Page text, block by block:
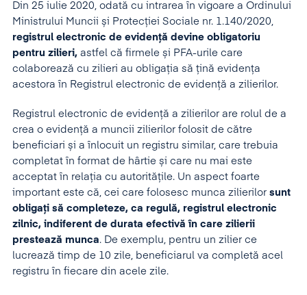
Din 25 iulie 2020, odată cu intrarea în vigoare a Ordinului
Ministrului Muncii și Protecției Sociale nr. 1.140/2020,
registrul electronic de evidență devine obligatoriu
pentru zilieri, astfel că firmele și PFA-urile care
colaborează cu zilieri au obligația să țină evidența
acestora în Registrul electronic de evidență a zilierilor.
Registrul electronic de evidență a zilierilor are rolul de a
crea o evidență a muncii zilierilor folosit de către
beneficiari și a înlocuit un registru similar, care trebuia
completat în format de hârtie și care nu mai este
acceptat în relația cu autoritățile. Un aspect foarte
important este că, cei care folosesc munca zilierilor sunt
obligați să completeze, ca regulă, registrul electronic
zilnic, indiferent de durata efectivă în care zilierii
prestează munca. De exemplu, pentru un zilier ce
lucrează timp de 10 zile, beneficiarul va completă acel
registru în fiecare din acele zile.